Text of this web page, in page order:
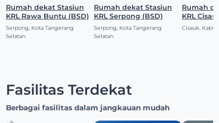
Rumah dekat Stasiun
KRL Rawa Buntu (BSD)
Serpong, Kota Tangerang
Selatan
Rumah dekat Stasiun
KRL Serpong (BSD)
Serpong, Kota Tangerang
Selatan
Rumah dekat
KRL
Cisauk,
Fasilitas Terdekat
Berbagai fasilitas dalam jangkauan mudah